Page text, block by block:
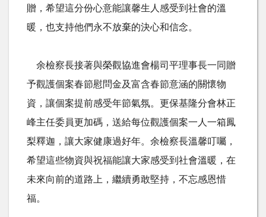
贈，希望這分份心意能讓馨生人感受到社會的溫
暖，也支持他們永不放棄的決心和信念。
余檢察長接著與榮觀協進會楊司平理事長一同贈
予觀護個案春節慰問金及富含春節意涵的關懷物
資，讓個案提前感受年節氣氛。更保基隆分會林正
峰主任委員更加碼，送給每位觀護個案一人一箱鳳
梨釋迦，讓大家健康過好年。余檢察長溫馨叮囑，
希望這些物資與祝福能讓大家感受到社會溫暖，在
未來向前的道路上，繼續勇敢堅持，不忘感恩惜
福。